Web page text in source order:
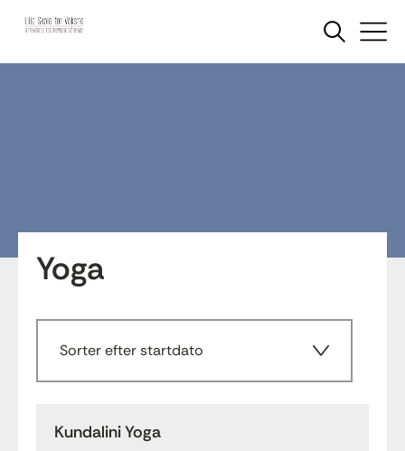
Yoga
Sorter efter startdato
Kundalini Yoga